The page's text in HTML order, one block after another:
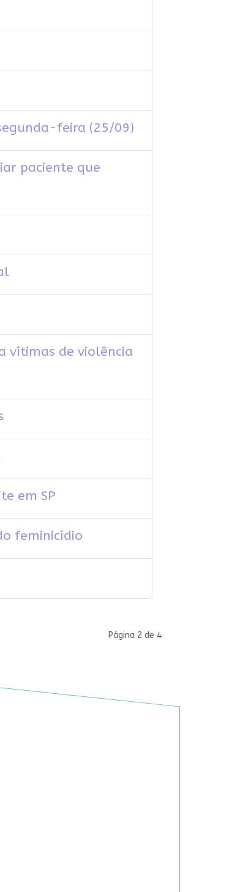
feira (25/09)
paciente que
vítimas de violência
em SP
feminicídio
Página 2 de 4